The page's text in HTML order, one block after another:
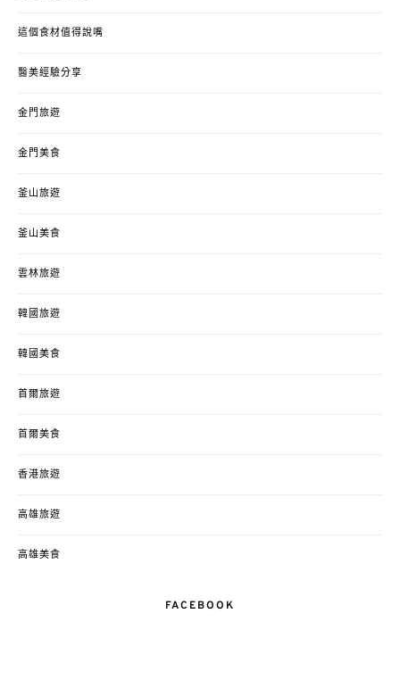
這個食材值得說嘴
醫美經驗分享
金門旅遊
金門美食
釜山旅遊
釜山美食
雲林旅遊
韓國旅遊
韓國美食
首爾旅遊
首爾美食
香港旅遊
高雄旅遊
高雄美食
FACEBOOK